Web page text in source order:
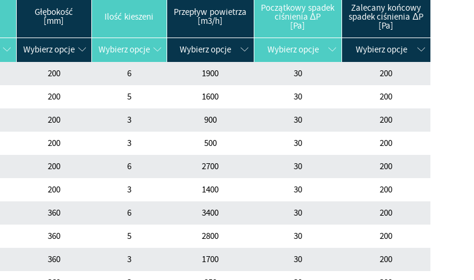
Głębokość
[mm] Ilość kieszeni Przepływ powietrza
[m3/h]
Początkowy spadek
ciśnienia ΔP
[Pa]
Zalecany końcowy
spadek ciśnienia ΔP
[Pa]
Wybierz opcje Wybierz opcje Wybierz opcje Wybierz opcje
Wybierz opcje
200 6 1900 30
200
200 5 1600 30
200
200 3 900 30
200
200 3 500 30
200
200 6 2700 30
200
200 3 1400 30
200
360 6 3400 30
200
360 5 2800 30
200
360 3 1700 30
200